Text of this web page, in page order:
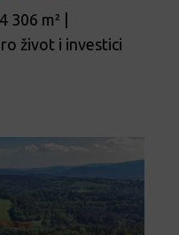
306 m² |
život i investici